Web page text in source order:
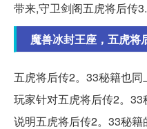
带来,守卫剑阁五虎将后传
魔兽冰封王座，五虎将
五虎将后传2。33秘籍也
玩家针对五虎将后传2。
说明五虎将后传2。33秘籍